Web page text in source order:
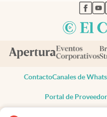
ContactoCanales de
Portal de